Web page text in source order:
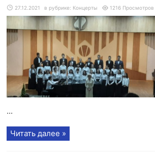
27.12.2021 в рубрике: Концерты 1216 Просмотров
...
Читать далее »